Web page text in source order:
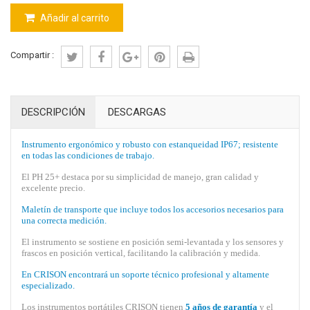
Añadir al carrito
Compartir :
DESCRIPCIÓN DESCARGAS
Instrumento ergonómico y robusto con estanqueidad IP67; resistente
en todas las condiciones de trabajo.
El PH 25+ destaca por su simplicidad de manejo, gran calidad y
excelente precio.
Maletín de transporte que incluye todos los accesorios necesarios para
una correcta medición.
El instrumento se sostiene en posición semi-levantada y los sensores y
frascos en posición vertical, facilitando la calibración y medida.
En CRISON encontrará un soporte técnico profesional y altamente
especializado.
Los instrumentos portátiles CRISON tienen 5 años de garantía y el